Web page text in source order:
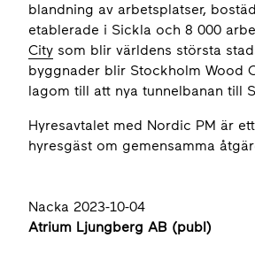
blandning av arbetsplatser,
etablerade i Sickla och 8 000
City som blir världens största
byggnader blir Stockholm Wood
lagom till att nya tunnelbanan till
Hyresavtalet med Nordic PM är
hyresgäst om gemensamma
Nacka 2023-10-04
Atrium Ljungberg AB (publ)